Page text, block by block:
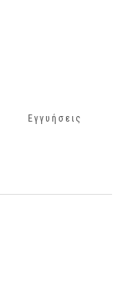
Εγγυήσεις